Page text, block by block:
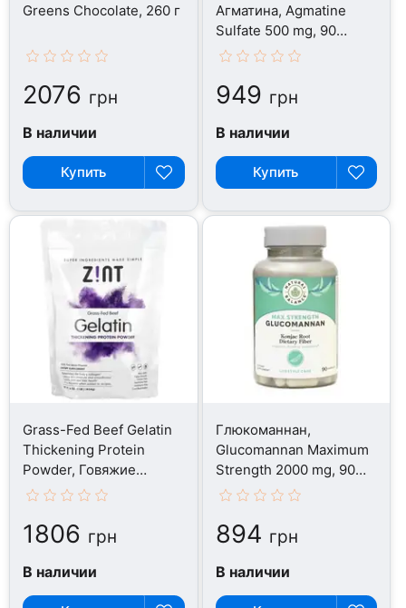
Greens Chocolate, 260 г
2076 грн
В наличии
Купить
Агматина, Agmatine
Sulfate 500 mg, 90
капсул
949 грн
В наличии
Купить
Grass-Fed Beef Gelatin
Thickening Protein
Powder, Говяжие
органы, 454 г
1806 грн
В наличии
Глюкоманнан,
Glucomannan Maximum
Strength 2000 mg, 90
капсул
894 грн
В наличии